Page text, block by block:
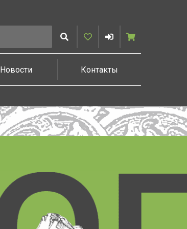
ИскатьИзбранное
ВойтиКорзина
Новости Контакты